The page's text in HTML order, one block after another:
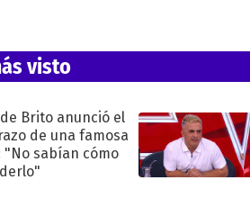
visto
Brito anunció el
de una famosa
"No sabían cómo